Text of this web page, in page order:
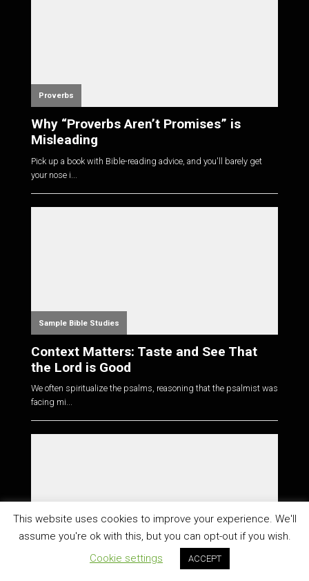
Proverbs
Why “Proverbs Aren’t Promises” is
Misleading
Pick up a book with Bible-reading advice, and you'll barely get
your nose i...
Sample Bible Studies
Context Matters: Taste and See That
the Lord is Good
We often spiritualize the psalms, reasoning that the psalmist was
facing mi...
This website uses cookies to improve your experience. We'll
assume you're ok with this, but you can opt-out if you wish.
Cookie settings
ACCEPT